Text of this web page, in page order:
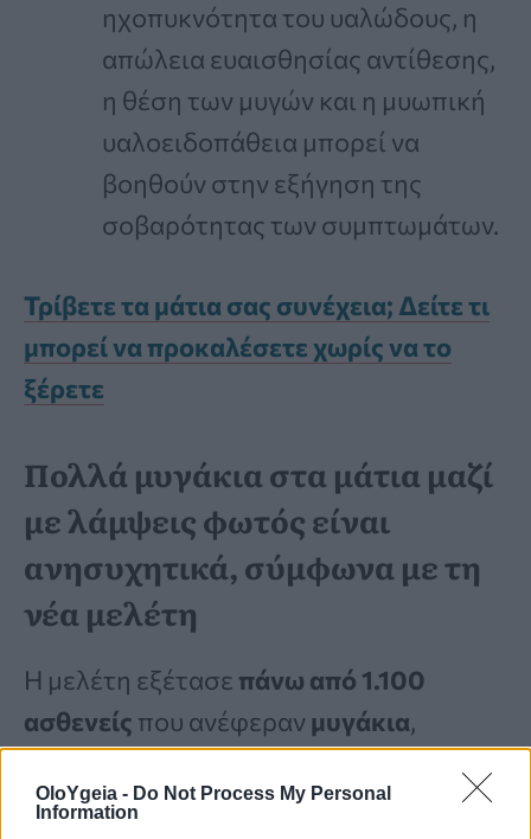
OloYgeia - Do Not Process My Personal
Information
ηχοπυκνότητα του υαλώδους, η
απώλεια ευαισθησίας αντίθεσης,
η θέση των μυγών και η μυωπική
υαλοειδοπάθεια μπορεί να
βοηθούν στην εξήγηση της
σοβαρότητας των συμπτωμάτων.
Τρίβετε τα μάτια σας συνέχεια; Δείτε τι
μπορεί να προκαλέσετε χωρίς να το
ξέρετε
Πολλά μυγάκια στα μάτια μαζί
με λάμψεις φωτός είναι
ανησυχητικά, σύμφωνα με τη
νέα μελέτη
Η μελέτη εξέτασε πάνω από 1.100
ασθενείς που ανέφεραν μυγάκια,
Παραδοσιακά, οι λάμψεις θεωρούνταν